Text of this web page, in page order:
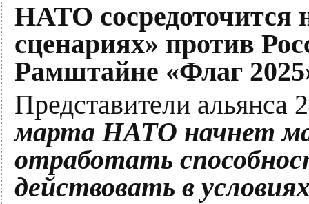
НАТО сосредоточится
сценариях» против
Рамштайне «Флаг
Представители альянса
марта НАТО начнет
отработать
действовать в